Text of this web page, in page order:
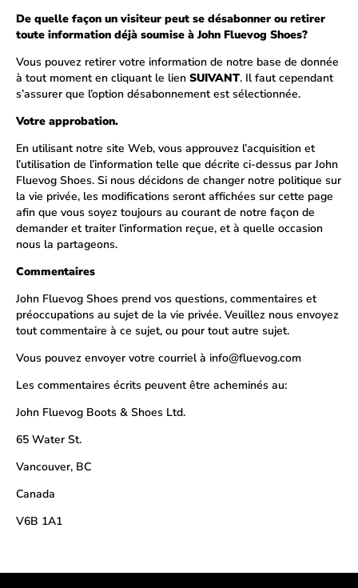
De quelle façon un visiteur peut se désabonner ou retirer
toute information déjà soumise à John Fluevog Shoes?
Vous pouvez retirer votre information de notre base de donnée
à tout moment en cliquant le lien SUIVANT. Il faut cependant
s’assurer que l’option désabonnement est sélectionnée.
Votre approbation.
En utilisant notre site Web, vous approuvez l’acquisition et
l’utilisation de l’information telle que décrite ci-dessus par John
Fluevog Shoes. Si nous décidons de changer notre politique sur
la vie privée, les modifications seront affichées sur cette page
afin que vous soyez toujours au courant de notre façon de
demander et traiter l’information reçue, et à quelle occasion
nous la partageons.
Commentaires
John Fluevog Shoes prend vos questions, commentaires et
préoccupations au sujet de la vie privée. Veuillez nous envoyez
tout commentaire à ce sujet, ou pour tout autre sujet.
Vous pouvez envoyer votre courriel à info@fluevog.com
Les commentaires écrits peuvent être acheminés au:
John Fluevog Boots & Shoes Ltd.
65 Water St.
Vancouver, BC
Canada
V6B 1A1